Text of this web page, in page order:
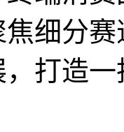
细分
打造